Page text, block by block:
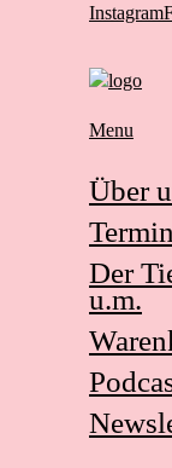
Instagram
Menu
Über
Der
u.m.